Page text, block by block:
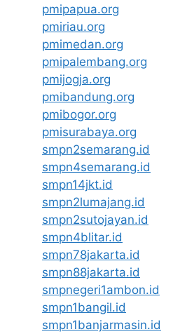
pmipapua.org
pmiriau.org
pmimedan.org
pmipalembang.org
pmijogja.org
pmibandung.org
pmibogor.org
pmisurabaya.org
smpn2semarang.id
smpn4semarang.id
smpn14jkt.id
smpn2lumajang.id
smpn2sutojayan.id
smpn4blitar.id
smpn78jakarta.id
smpn88jakarta.id
smpnegeri1ambon.id
smpn1bangil.id
smpn1banjarmasin.id